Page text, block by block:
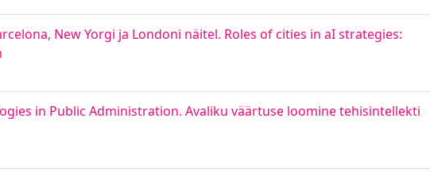
New Yorgi ja Londoni näitel. Roles of cities in aI strategies:
in Public Administration. Avaliku väärtuse loomine tehisintellekti